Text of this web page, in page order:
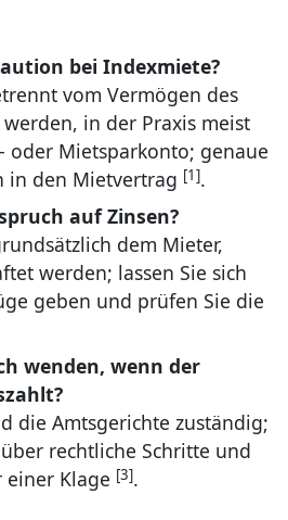
bei Indexmiete?
vom Vermögen des
in der Praxis meist
oder Mietsparkonto; genaue
in den Mietvertrag [1].
auf Zinsen?
dem Mieter,
werden; lassen Sie sich
geben und prüfen Sie die
wenden, wenn der
die Amtsgerichte zuständig;
rechtliche Schritte und
einer Klage [3].